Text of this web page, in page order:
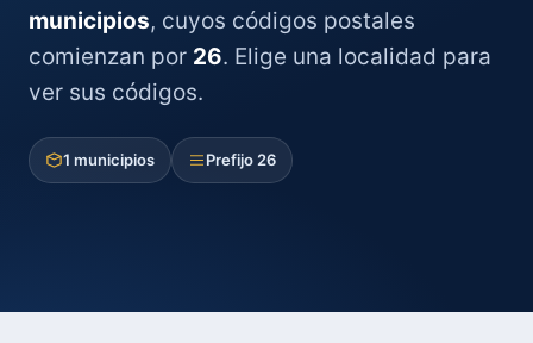
municipios, cuyos códigos postales
comienzan por 26. Elige una localidad para
ver sus códigos.
1 municipios Prefijo 26